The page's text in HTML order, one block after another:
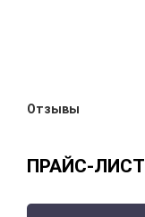
Отзывы
ПРАЙС-ЛИСТ